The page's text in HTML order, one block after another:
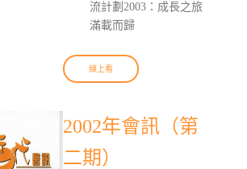
流計劃2003：成長之旅
滿載而歸
線上看
2002年會訊（第
二期）